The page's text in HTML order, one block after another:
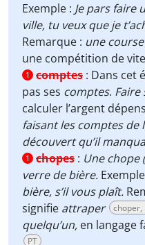
Exemple : Je pars faire
ville, tu veux que je
Remarque : une course
une compétition de
1 comptes : Dans cet
pas ses comptes. Faire
calculer l’argent
faisant les comptes de
découvert qu’il
1 chopes : Une chope
verre de bière.
bière, s’il vous plaît.
signifie attraper choper,
quelqu’un, en langage
PT